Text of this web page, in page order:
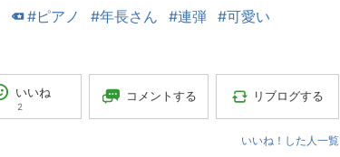
#ピアノ #年長さん #連弾 #可愛い
いいね
2
コメントする リブログする
いいね！した人一覧